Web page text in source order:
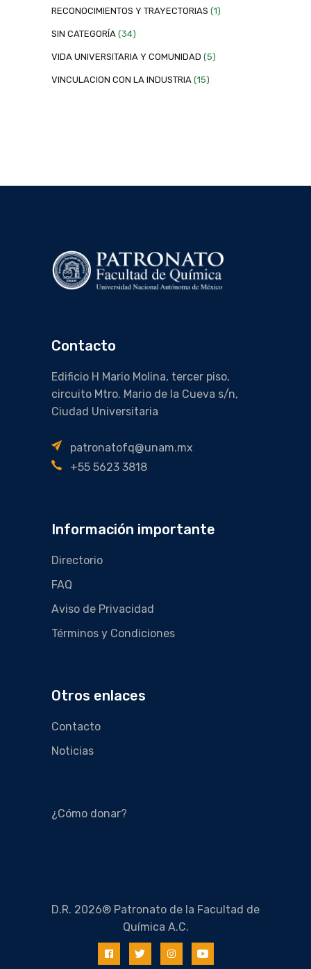
RECONOCIMIENTOS Y TRAYECTORIAS (1)
SIN CATEGORÍA (34)
VIDA UNIVERSITARIA Y COMUNIDAD (5)
VINCULACION CON LA INDUSTRIA (15)
Contacto
Edificio H Mario Molina, tercer piso,
circuito Mtro. Mario de la Cueva s/n,
Ciudad Universitaria
patronatofq@unam.mx
+55 5623 3818
Información importante
Directorio
FAQ
Aviso de Privacidad
Términos y Condiciones
Otros enlaces
Contacto
Noticias
¿Cómo donar?
D.R. 2026® Patronato de la Facultad de
Química A.C.